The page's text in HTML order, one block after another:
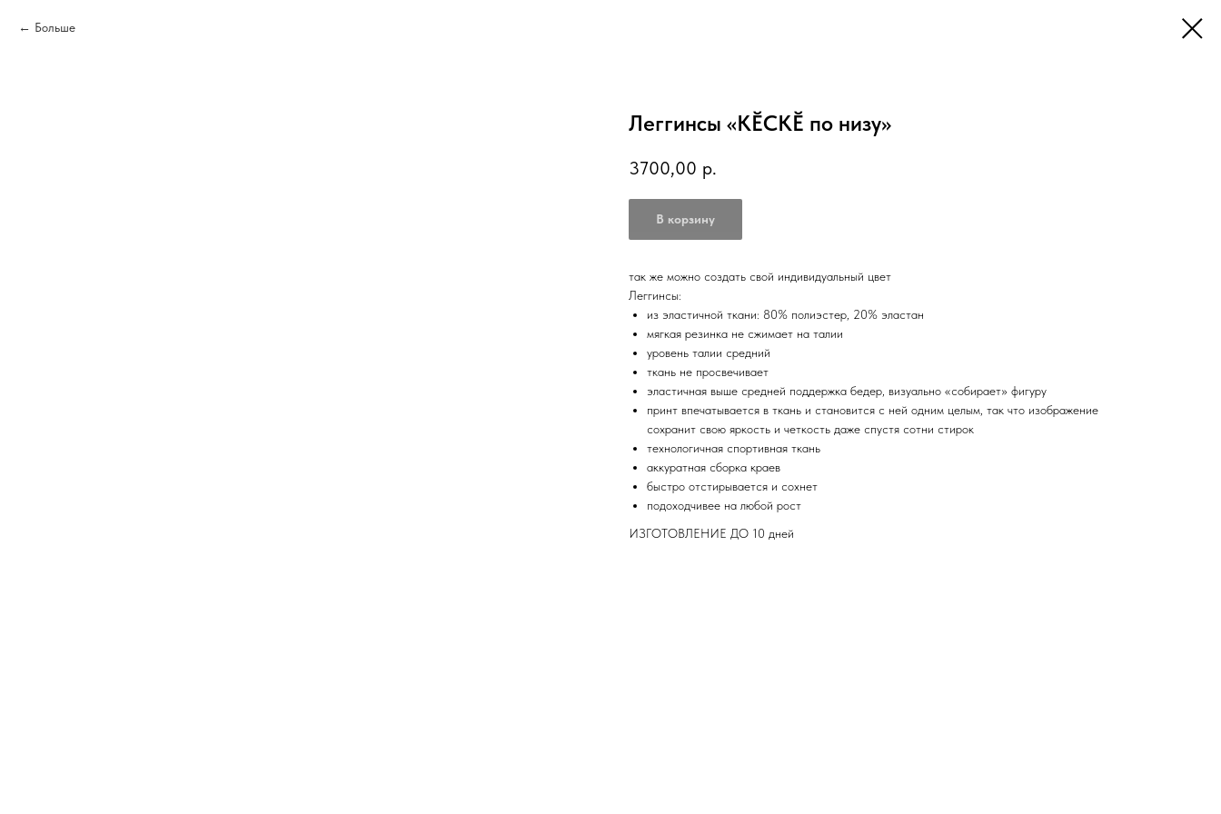
Больше
Леггинсы «КӖСКӖ по низу»
3700,00 р.
В корзину
так же можно создать свой индивидуальный цвет
Леггинсы:
из эластичной ткани: 80% полиэстер, 20% эластан
мягкая резинка не сжимает на талии
уровень талии средний
ткань не просвечивает
эластичная выше средней поддержка бедер, визуально «собирает» фигуру
принт впечатывается в ткань и становится с ней одним целым, так что изображение
сохранит свою яркость и четкость даже спустя сотни стирок
технологичная спортивная ткань
аккуратная сборка краев
быстро отстирывается и сохнет
подоходчивее на любой рост
ИЗГОТОВЛЕНИЕ ДО 10 дней